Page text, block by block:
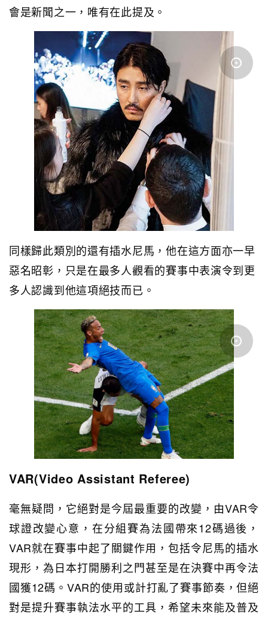
會是新聞之一，唯有在此提及。
同樣歸此類別的還有插水尼馬，他在這方面亦一早
惡名昭彰，只是在最多人觀看的賽事中表演令到更
多人認識到他這項絕技而已。
VAR(Video Assistant Referee)
毫無疑問，它絕對是今屆最重要的改變，由VAR令
球證改變心意，在分組賽為法國帶來12碼過後，
VAR就在賽事中起了關鍵作用，包括令尼馬的插水
現形，為日本打開勝利之門甚至是在決賽中再令法
國獲12碼。VAR的使用或計打亂了賽事節奏，但絕
對是提升賽事執法水平的工具，希望未來能及普及